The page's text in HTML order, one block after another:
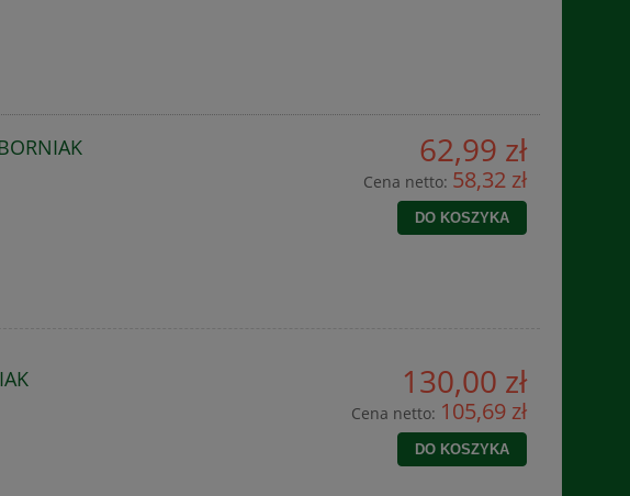
62,99 zł
Cena netto: 58,32 zł
DO KOSZYKA
130,00 zł
Cena netto: 105,69 zł
DO KOSZYKA